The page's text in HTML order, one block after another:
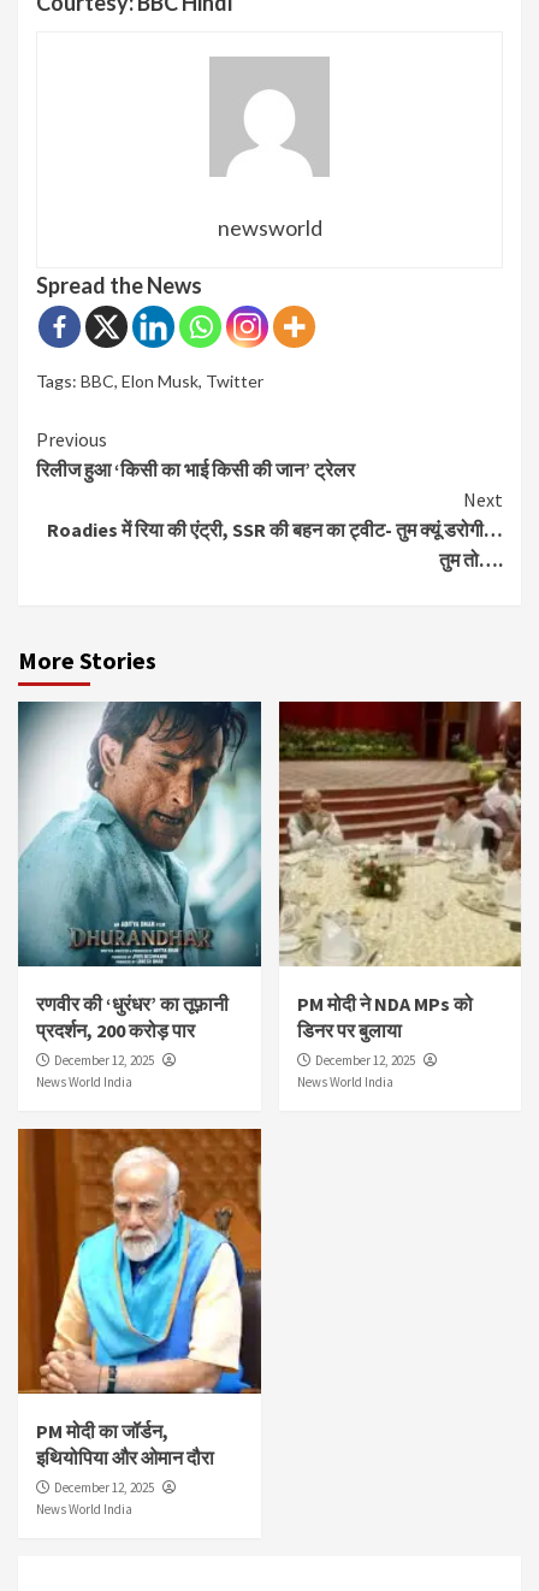
newsworld
Spread the News
Tags: BBC, Elon Musk, Twitter
Continue
Reading
Previous
रिलीज हुआ ‘किसी का भाई किसी की जान’ ट्रेलर
Next
Roadies में रिया की एंट्री, SSR की बहन का ट्वीट- तुम क्यूं डरोगी…
तुम तो….
More Stories
रणवीर की ‘धुरंधर’ का तूफ़ानी
प्रदर्शन, 200 करोड़ पार
December 12, 2025
News World India
PM मोदी ने NDA MPs को
डिनर पर बुलाया
December 12, 2025
News World India
PM मोदी का जॉर्डन,
इथियोपिया और ओमान दौरा
December 12, 2025
News World India